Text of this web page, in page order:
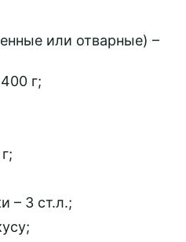
или отварные) –
г;
– 3 ст.л.;